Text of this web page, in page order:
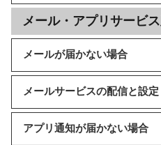
メール・アプリサービ
メールが届かない場合
メールサービスの配信と設定
アプリ通知が届かない場合